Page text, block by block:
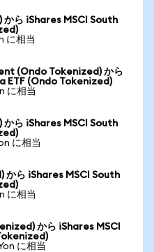
ら iShares MSCI South
に相当
(Ondo Tokenized) から
ETF (Ondo Tokenized)
に相当
ら iShares MSCI South
に相当
ら iShares MSCI South
に相当
から iShares MSCI
に相当